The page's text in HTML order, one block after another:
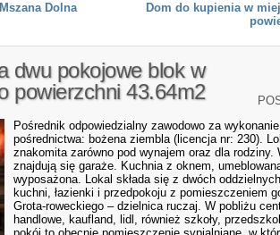
Dolna
Dom do kupienia w
dwu pokojowe blok w
powierzchni 43.64m2
Pośrednik odpowiedzialny zawodowo za
pośrednictwa: bożena ziembla (licencja nr: 230).
znakomita zarówno pod wynajem oraz dla rodziny.
znajdują się garaże. Kuchnia z oknem,
wyposażona. Lokal składa się z dwóch
kuchni, łazienki i przedpokoju z pomieszczeniem
Grota-roweckiego – dzielnica ruczaj. W pobliżu
handlowe, kaufland, lidl, również szkoły,